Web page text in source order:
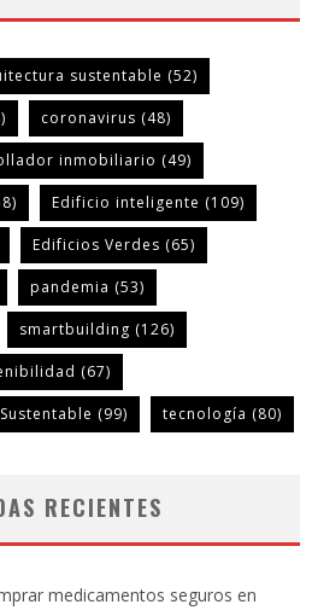
sustentable (52)
coronavirus (48)
inmobiliario (49)
Edificio inteligente (109)
Edificios Verdes (65)
pandemia (53)
smartbuilding (126)
(67)
Sustentable (99) tecnología (80)
RECIENTES
medicamentos seguros en